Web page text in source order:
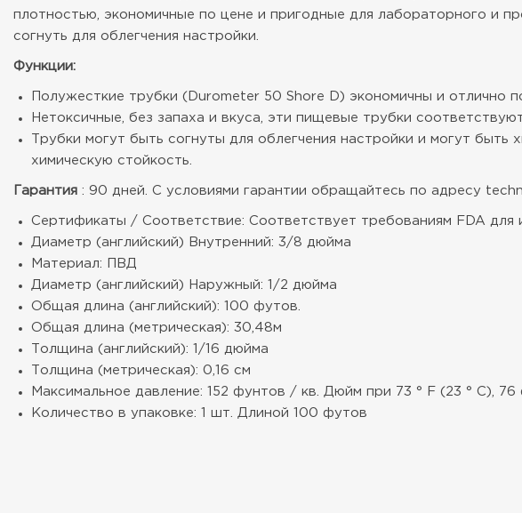
плотностью, экономичные по цене и пригодные для лабораторного и
согнуть для облегчения настройки.
Функции:
Полужесткие трубки (Durometer 50 Shore D) экономичны и отлично
Нетоксичные, без запаха и вкуса, эти пищевые трубки
Трубки могут быть согнуты для облегчения настройки и могут
химическую стойкость.
Гарантия : 90 дней. С условиями гарантии обращайтесь по адресу
Сертификаты / Соответствие: Соответствует требованиям FDA для
Диаметр (английский) Внутренний: 3/8 дюйма
Материал: ПВД
Диаметр (английский) Наружный: 1/2 дюйма
Общая длина (английский): 100 футов.
Общая длина (метрическая): 30,48м
Толщина (английский): 1/16 дюйма
Толщина (метрическая): 0,16 см
Максимальное давление: 152 фунтов / кв. Дюйм при 73 ° F (23 ° C),
Количество в упаковке: 1 шт. Длиной 100 футов